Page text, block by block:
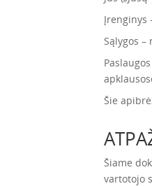
Įrenginys
Sąlygos
Šie
Šiame
vartotojo